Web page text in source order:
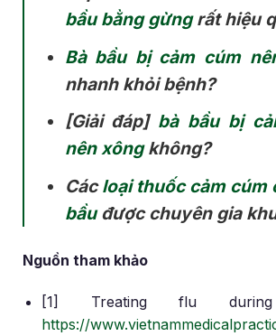
bầu bằng gừngrất hiệu
Bà bầu bị cảm cúm
nhanh khỏi bệnh?
[Giải đáp] bà bầu bị
nên xôngkhông?
Cácloại thuốc cảm cúm
bầuđược chuyên gia
Nguồn tham khảo
[1] Treating flu during
https://